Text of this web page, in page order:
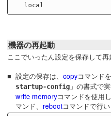
機器の再起動
ここでいったん設定を保存して再
設定の保存は、 copyコマンド
startup-config」の書式で実
write memoryコマンドを使用
マンド、 rebootコマンドで行い